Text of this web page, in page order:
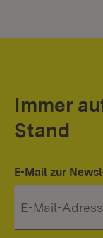
Immer
Stand
E-Mail zur